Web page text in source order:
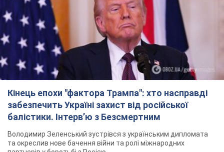
забезпечить Україні захист від російської
балістики. Інтерв’ю з Безсмертним
Володимир Зеленський зустрівся з українським дипломата
та окреслив нове бачення війни та ролі міжнародних
партнерів у боротьбі з Росією
3 часа назад
У Києві внаслідок російської атаки
постраждали четверо людей. Фото
Ворог продовжує регулярний ракетний терор столиці
16 минут назад 21,5 т.